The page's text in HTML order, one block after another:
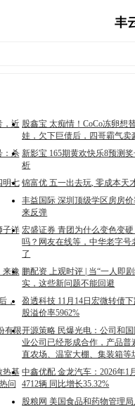
丰
，近 股鑫宝 太痴情！CoCo冻卵想
娃，欠下巨债后，四哥霸气卖
：杀 新影宝 165期黄欢快乐8预测
析
明七 锦富优 五一出去玩, 零成本天
丰益国际 深圳顶级学区房房
来反弹
子洋 宏盛证券 青团为什么变色变
吗？网友在线等，中华老字号
了
来豫 鹏配资 上观时评 | 当“一人即
实，这些新问题不能回避
，
盈透科技 11月14日宏微转债
股溢价率5962%
有限开源策略 民爆光电：公司和
业公司已经形成合作，产品普
直农场、温室大棚、集装箱等
热基
问
中鑫优配 金龙汽车：2026年1
4712辆 同比增长35.32%
股粮网 美国食品和药物管理